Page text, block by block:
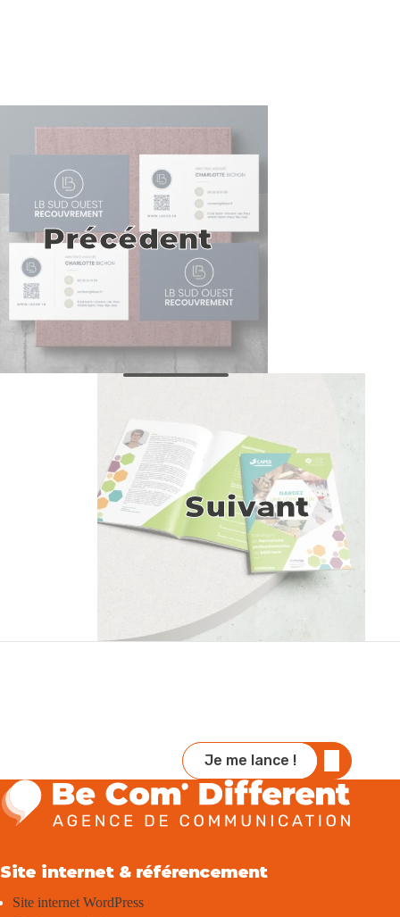
Précédent
Suivant
Je me lance !
Site internet & référencement
Site internet WordPress